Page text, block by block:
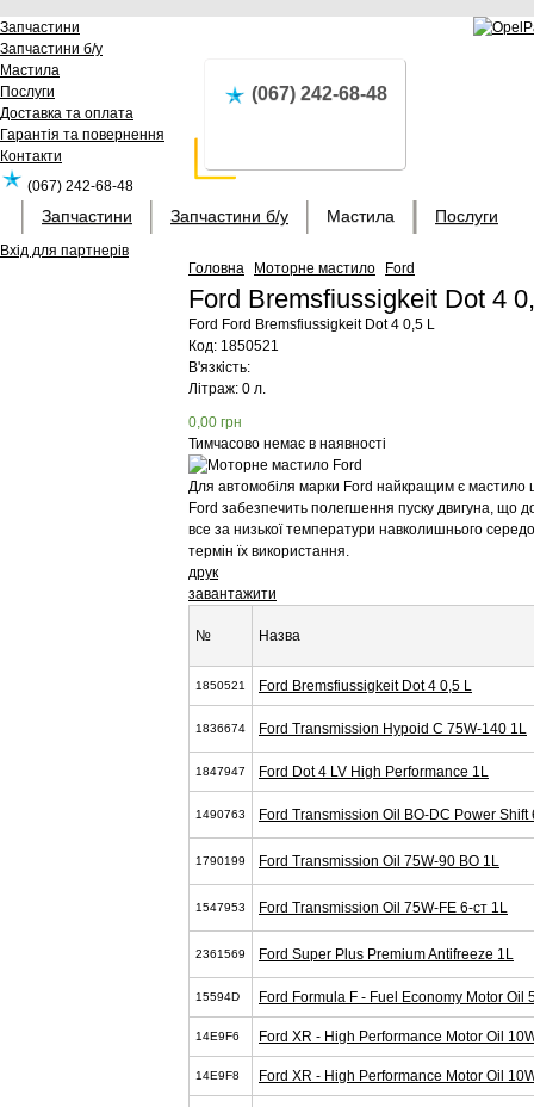
Запчастини
Запчастини б/у
Мастила
Послуги
Доставка та оплата
Гарантія та повернення
Контакти
(067) 242-68-48
Вхід для партнерів
(067) 242-68-48
Запчастини Запчастини б/у Мастила Послуги
Головна Моторне мастило Ford
Ford Bremsfiussigkeit Dot 4
Ford Ford Bremsfiussigkeit Dot 4 0,5 L
Код: 1850521
В'язкість:
Літраж: 0 л.
0,00 грн
Тимчасово немає в наявності
Для автомобіля марки Ford найкращим є мастило
Ford забезпечить полегшення пуску двигуна, що
все за низької температури навколишнього
термін їх використання.
друк
завантажити
№ Назва
1850521 Ford Bremsfiussigkeit Dot 4 0,5 L
1836674 Ford Transmission Hypoid C 75W-140 1L
1847947 Ford Dot 4 LV High Performance 1L
1490763 Ford Transmission Oil BO-DC Power Shift
1790199 Ford Transmission Oil 75W-90 BO 1L
1547953 Ford Transmission Oil 75W-FE 6-cт 1L
2361569 Ford Super Plus Premium Antifreeze 1L
15594D Ford Formula F - Fuel Economy Motor Oil
14E9F6 Ford XR - High Performance Motor Oil
14E9F8 Ford XR - High Performance Motor Oil